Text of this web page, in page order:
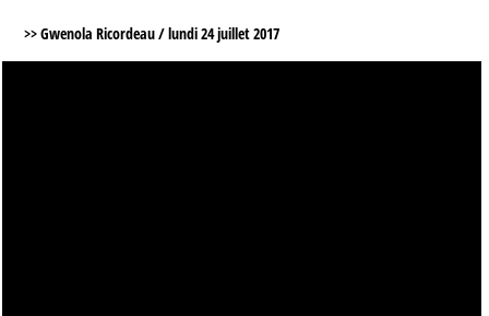
>> Gwenola Ricordeau /lundi 24 juillet 2017